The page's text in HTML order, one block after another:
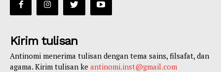
Kirim tulisan
Antinomi menerima tulisan dengan tema sains, filsafat, dan
agama. Kirim tulisan ke antinomi.inst@gmail.com